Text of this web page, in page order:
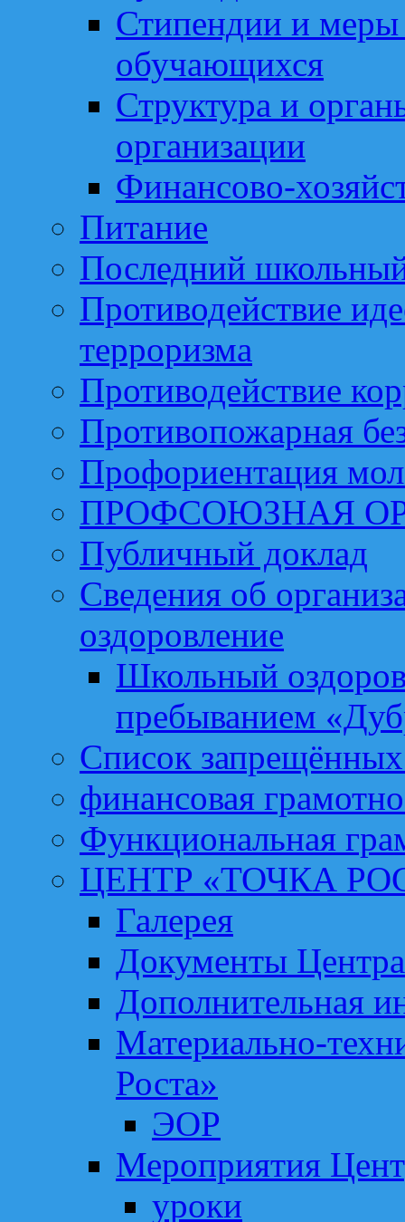
Стипендии и
обучающихся
Структура и
организации
Финансово-
Питание
Последний
Противодействие
терроризма
Противодействие
Противопожарная
Профориентация
ПРОФСОЮЗНАЯ
Публичный доклад
Сведения об
оздоровление
Школьный
пребыванием
Список запрещённых
финансовая
Функциональная
ЦЕНТР «ТОЧКА
Галерея
Документы
Дополнительная
Материально-
Роста»
ЭОР
Мероприятия
уроки